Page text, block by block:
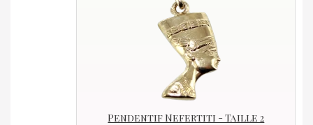
Pendentif Nefertiti - Taille 2